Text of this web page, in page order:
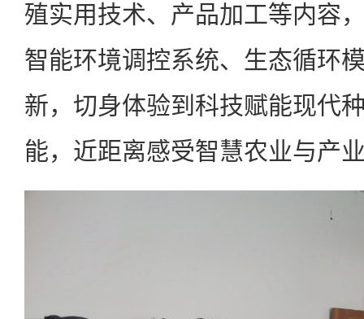
殖实用技术、产品加工等内容
智能环境调控系统、生态循环
新，切身体验到科技赋能现代
能，近距离感受智慧农业与产